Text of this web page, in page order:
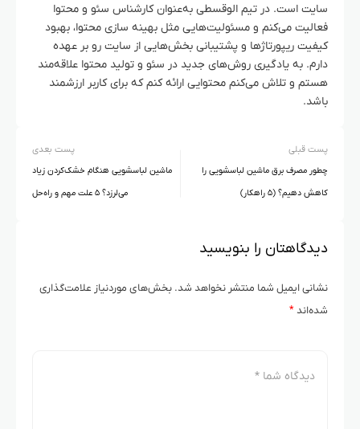
سایت است. در تیم الوقسطی به‌عنوان کارشناس سئو و محتوا
فعالیت می‌کنم و مسئولیت‌هایی مثل بهینه سازی محتوا، بهبود
کیفیت ریپورتاژها و پشتیبانی بخش‌هایی از سایت رو بر عهده
دارم. به یادگیری روش‌های جدید در سئو و تولید محتوا علاقه‌مند
هستم و تلاش می‌کنم محتوایی ارائه کنم که برای کاربر ارزشمند
باشد.
پست قبلی
چطور مصرف برق ماشین لباسشویی را
کاهش دهیم؟ (۵ راهکار)
پست بعدی
ماشین لباسشویی هنگام خشک‌کردن زیاد
می‌لرزد؟ ۵ علت مهم و راه‌حل
دیدگاهتان را بنویسید
نشانی ایمیل شما منتشر نخواهد شد. بخش‌های موردنیاز علامت‌گذاری
شده‌اند*